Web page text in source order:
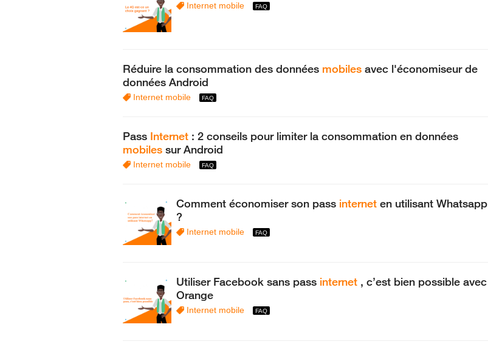
Internet mobile
Réduire la consommation des données mobiles avec l'économiseur de
données Android
Internet mobile
Pass Internet : 2 conseils pour limiter la consommation en données
mobiles sur Android
Internet mobile
Comment économiser son pass internet en utilisant Whatsapp
?
Internet mobile
Utiliser Facebook sans pass internet , c’est bien possible avec
Orange
Internet mobile